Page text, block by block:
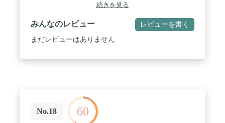
た製品です。レトロで無骨さ満点となりますので、
キャンプで気軽にいい雰囲気を作り出したい方にお
すすめです。 / 【ゆらめく炎】🦊オイルランタンは
LEDランタンなどと比べると正直、光源としては力
に照らしてくれます。そのため、キャンプの夜の雰
囲気を壊さず、キャンプサイトを幻想的な空間にし
てくれます。オイルランタンの炎はリラックスしや
続きを見る
みんなのレビュー レビューを書く
まだレビューはありません
No.18 60